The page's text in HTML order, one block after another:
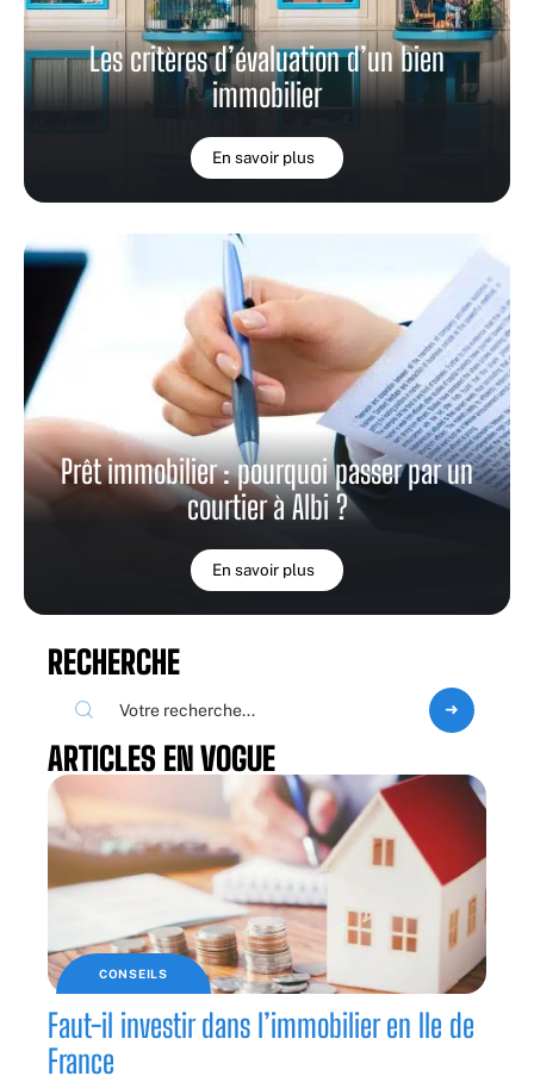
Les critères d’évaluation d’un bien
immobilier
En savoir plus
Prêt immobilier : pourquoi passer par un
courtier à Albi ?
En savoir plus
RECHERCHE
ARTICLES EN VOGUE
CONSEILS
Faut-il investir dans l’immobilier en Ile de
France